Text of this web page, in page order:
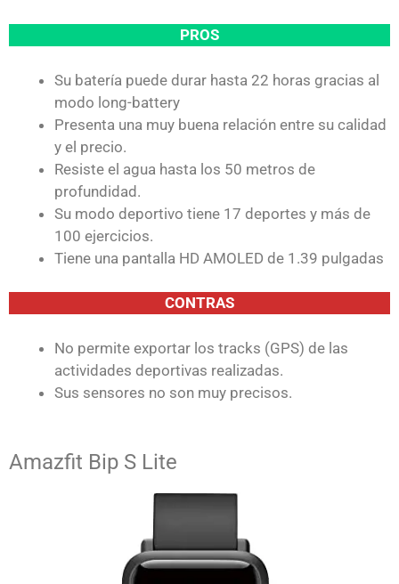
PROS
Su batería puede durar hasta 22 horas gracias al
modo long-battery
Presenta una muy buena relación entre su calidad
y el precio.
Resiste el agua hasta los 50 metros de
profundidad.
Su modo deportivo tiene 17 deportes y más de
100 ejercicios.
Tiene una pantalla HD AMOLED de 1.39 pulgadas
CONTRAS
No permite exportar los tracks (GPS) de las
actividades deportivas realizadas.
Sus sensores no son muy precisos.
Amazfit Bip S Lite